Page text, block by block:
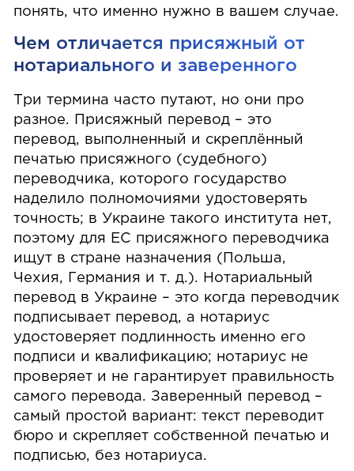
понять, что именно нужно в вашем случае.
Чем отличается присяжный от
нотариального и заверенного
Три термина часто путают, но они про
разное. Присяжный перевод – это
перевод, выполненный и скреплённый
печатью присяжного (судебного)
переводчика, которого государство
наделило полномочиями удостоверять
точность; в Украине такого института нет,
поэтому для ЕС присяжного переводчика
ищут в стране назначения (Польша,
Чехия, Германия и т. д.). Нотариальный
перевод в Украине – это когда переводчик
подписывает перевод, а нотариус
удостоверяет подлинность именно его
подписи и квалификацию; нотариус не
проверяет и не гарантирует правильность
самого перевода. Заверенный перевод –
самый простой вариант: текст переводит
бюро и скрепляет собственной печатью и
подписью, без нотариуса.